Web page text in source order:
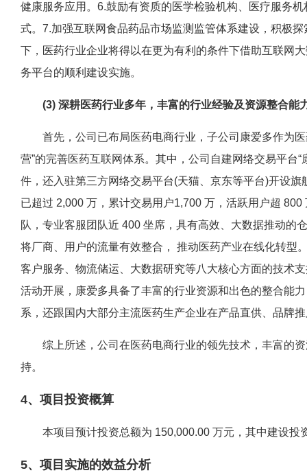
健康服务应用。6.鼓励有资质的医学检验机构、医疗服务
式。7.加强互联网食品药品市场监测监管体系建设，积极
下，医药行业企业将得以在更为有利的条件下借助互联网
务平台的顺利建设实施。
(3) 深耕医药行业多年，丰富的行业经验及资源整合能
首先，公司已布局医药电商行业，子公司康爱多作为医
营”的完善医药互联网体系。其中，公司自建网络交易平台
件，还入驻第三方网络交易平台(天猫、京东等平台)开设
已超过 2,000 万，累计交易用户1,700 万，活跃用户超
队，专业客服团队近 400 坐席，具有高效、大数据推动的
将厂商、用户的流量有效整合， 推动医药产业在线化转型
客户服务、物流储运、大数据研究等八大核心方面的技术
活动开展，康爱多具备了丰富的行业资源和出色的整合能
系，还跟国内大部分主流医药生产企业在产品直供、品牌
综上所述，公司在医药电商行业的领先技术，丰富的资
持。
4、项目投资概算
本项目预计投资总额为 150,000.00 万元，其中建设投
5、项目实施的效益分析